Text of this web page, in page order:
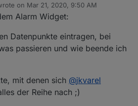
Javascript Kenntnisse.....
ein Alarm Widget einsetzen will,
on Mar 21, 2020, 9:50 AM
edited by
Alarm Widget:
Datenpunkte eintragen, bei
passieren und wie beende ich
mit denen sich @jkvarel
der Reihe nach ;)